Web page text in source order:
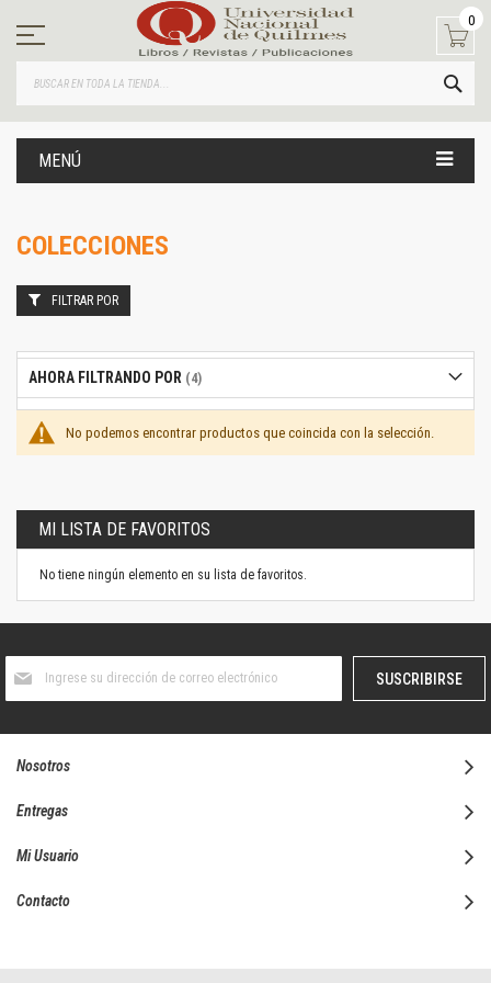
contenido
0
MENÚ
COLECCIONES
No podemos encontrar productos que coincida con la selección.
FILTRAR POR
AHORA FILTRANDO POR
MI LISTA DE FAVORITOS
No tiene ningún elemento en su lista de favoritos.
boletín
SUSCRIBIRSE
Nosotros
Entregas
Mi Usuario
Contacto